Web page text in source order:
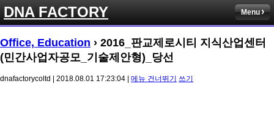
DNA FACTORY Menu
Office, Education › 2016_판교제로시티 지식산업센터
(민간사업자공모_기술제안형)_당선
dnafactorycoltd | 2018.08.01 17:23:04 | 메뉴 건너뛰기 쓰기